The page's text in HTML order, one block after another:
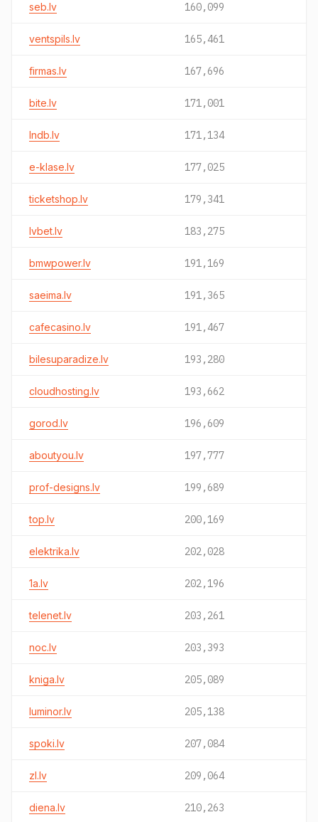
seb.lv 160,099
ventspils.lv 165,461
firmas.lv 167,696
bite.lv 171,001
lndb.lv 171,134
e-klase.lv 177,025
ticketshop.lv 179,341
lvbet.lv 183,275
bmwpower.lv 191,169
saeima.lv 191,365
cafecasino.lv 191,467
bilesuparadize.lv 193,280
cloudhosting.lv 193,662
gorod.lv 196,609
aboutyou.lv 197,777
prof-designs.lv 199,689
top.lv 200,169
elektrika.lv 202,028
1a.lv 202,196
telenet.lv 203,261
noc.lv 203,393
kniga.lv 205,089
luminor.lv 205,138
spoki.lv 207,084
zl.lv 209,064
diena.lv 210,263